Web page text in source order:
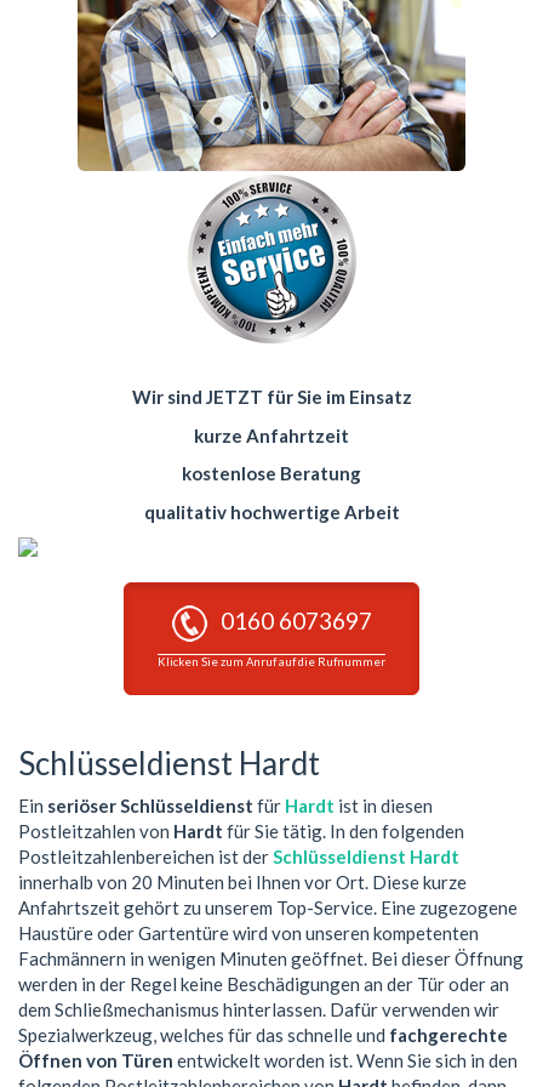
Wir sind JETZT für Sie im Einsatz
kurze Anfahrtzeit
kostenlose Beratung
qualitativ hochwertige Arbeit
0160 6073697
Klicken Sie zum Anruf auf die Rufnummer
Schlüsseldienst Hardt
Ein seriöser Schlüsseldienst für Hardt ist in diesen
Postleitzahlen von Hardt für Sie tätig. In den folgenden
Postleitzahlenbereichen ist derSchlüsseldienst Hardt
innerhalb von 20 Minuten bei Ihnen vor Ort. Diese kurze
Anfahrtszeit gehört zu unserem Top-Service. Eine zugezogene
Haustüre oder Gartentüre wird von unseren kompetenten
Fachmännern in wenigen Minuten geöffnet. Bei dieser Öffnung
werden in der Regel keine Beschädigungen an der Tür oder an
dem Schließmechanismus hinterlassen. Dafür verwenden wir
Spezialwerkzeug, welches für das schnelle und fachgerechte
Öffnen von Türen entwickelt worden ist. Wenn Sie sich in den